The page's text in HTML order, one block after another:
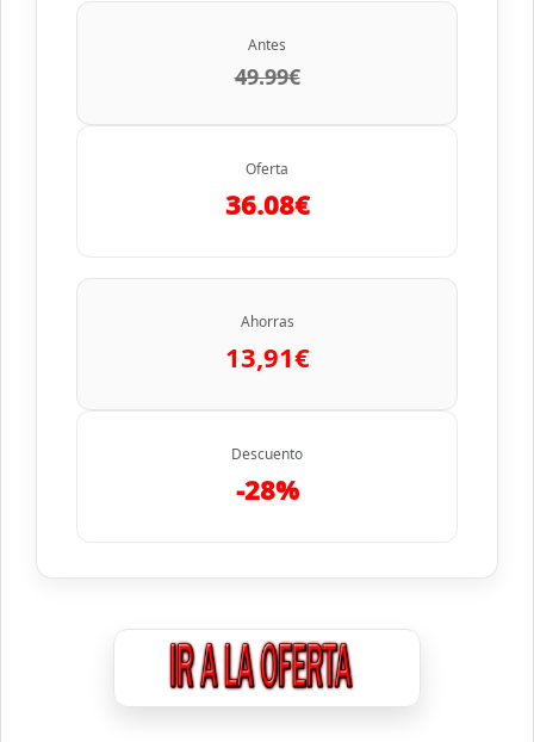
Antes
49.99€
Oferta
36.08€
Ahorras
13,91€
Descuento
-28%